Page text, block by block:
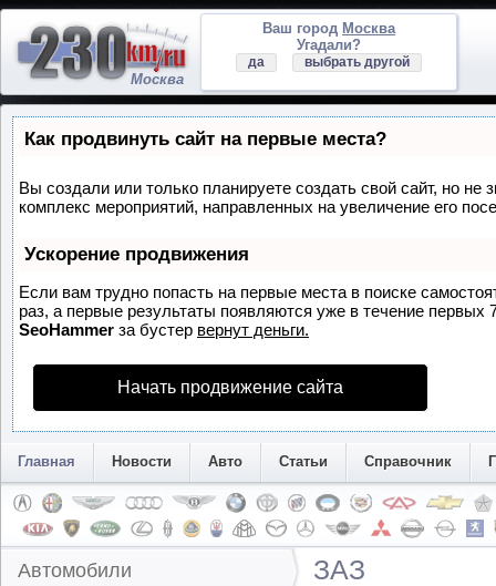
Москва
Ваш город Москва
Угадали?
да выбрать другой
Как продвинуть сайт на первые места?
Вы создали или только планируете создать свой сайт, но
комплекс мероприятий, направленных на увеличение его
Ускорение продвижения
Если вам трудно попасть на первые места в поиске
раз, а первые результаты появляются уже в течение
SeoHammer за бустер вернут деньги.
Начать продвижение сайта
Главная Новости Авто Статьи Справочник
Автомобили ЗАЗ